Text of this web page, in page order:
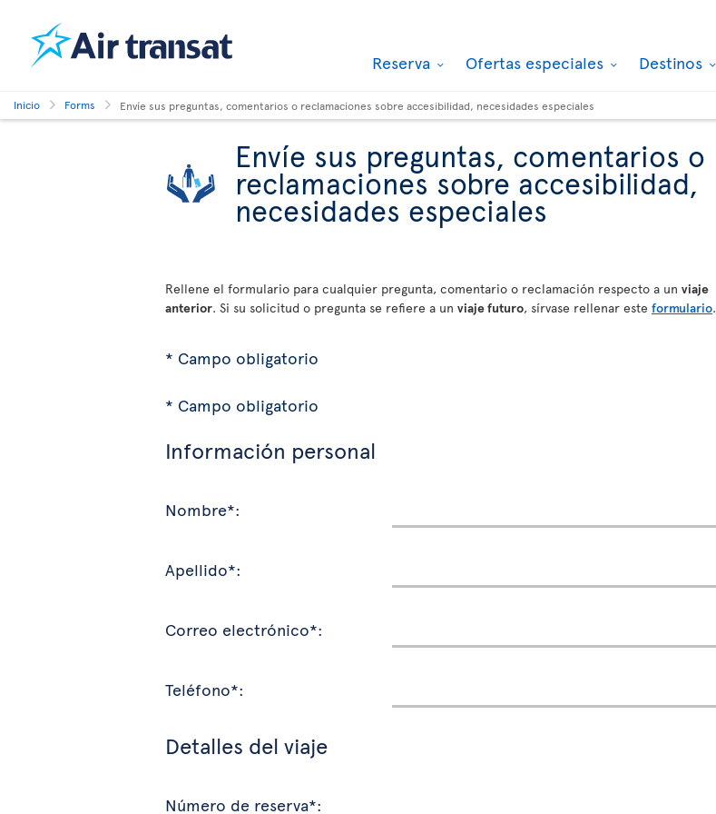
Reserva Ofertas especiales Destinos
Inicio Forms Envíe sus preguntas, comentarios o reclamaciones sobre accesibilidad, necesidades especiales
Envíe sus preguntas, comentarios o
reclamaciones sobre accesibilidad,
necesidades especiales
Rellene el formulario para cualquier pregunta, comentario o reclamación respecto a un viaje
anterior. Si su solicitud o pregunta se refiere a un viaje futuro, sírvase rellenar este formulario.
* Campo obligatorio
* Campo obligatorio
Información personal
Nombre*:
Apellido*:
Correo electrónico*:
Teléfono*:
Detalles del viaje
Número de reserva*: